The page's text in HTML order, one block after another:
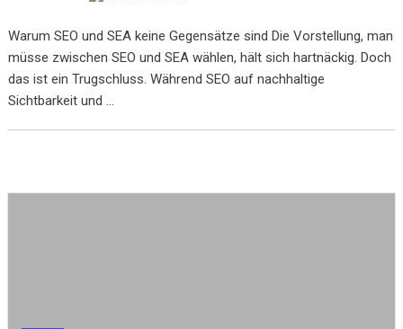
Warum SEO und SEA keine Gegensätze sind Die Vorstellung, man
müsse zwischen SEO und SEA wählen, hält sich hartnäckig. Doch
das ist ein Trugschluss. Während SEO auf nachhaltige
Sichtbarkeit und ...